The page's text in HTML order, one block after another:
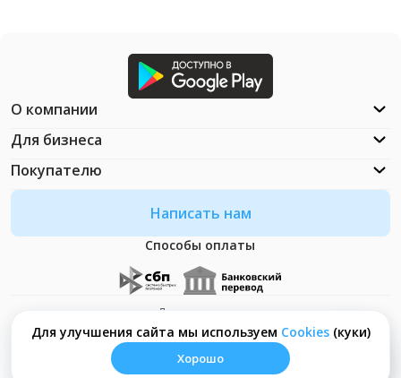
Для улучшения сайта мы используем Сookies(куки)
Хорошо
Написать нам
Способы оплаты
О компании
Для бизнеса
Покупателю
© ООО "Неософт" - 2026
Документация
Что такое Cookies?